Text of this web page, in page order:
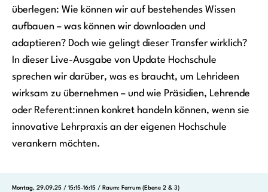
überlegen: Wie können wir auf bestehendes Wissen
aufbauen – was können wir downloaden und
adaptieren? Doch wie gelingt dieser Transfer wirklich?
In dieser Live-Ausgabe von Update Hochschule
sprechen wir darüber, was es braucht, um Lehrideen
wirksam zu übernehmen – und wie Präsidien, Lehrende
oder Referent:innen konkret handeln können, wenn sie
innovative Lehrpraxis an der eigenen Hochschule
verankern möchten.
Montag, 29.09.25 / 15:15-16:15 / Raum: Ferrum (Ebene 2 & 3)